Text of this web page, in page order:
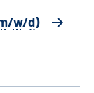
/w/d)